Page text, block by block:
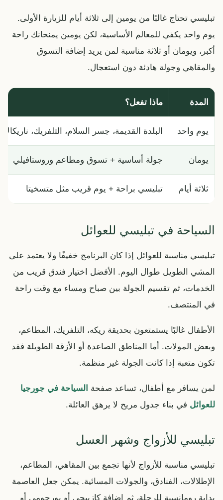
تبليسي تحتاج غالبًا من يومين إلى ثلاثة أيام للزيارة الأولى.
يوم واحد يكفي للمعالم الأساسية، لكن يومين يمنحانك راحة
أكبر، ويومان أو ثلاثة مناسبة لمن يريد إضافة التسوق
والمقاهي وجولة هادئة دون استعجال.
المدة ماذا تفعل؟
يوم واحد البلدة القديمة، جسر السلام، التلفريك، ناريكالا
يومان جولة أساسية + تسوق ومطاعم وروستافيلي
ثلاثة أيام تبليسي براحة + يوم قريب مثل متسخيتا
السياحة في تبليسي للعوائل
تبليسي مناسبة للعوائل إذا كان البرنامج خفيفًا ولا يعتمد على
المشي الطويل طوال اليوم. الأفضل اختيار فندق قريب من
الخدمات، ثم تقسيم الجولة بين صباح ومساء مع وقت راحة
في المنتصف.
الأطفال غالبًا يستمتعون بحديقة ريكه، التلفريك، المطاعم،
وبعض المولات. أما المناطق الصاعدة أو الأزقة الطويلة فقد
تكون متعبة إذا كانت الجولة غير منظمة.
لمن يسافر مع أطفال، تساعد صفحة السياحة في جورجيا
للعوائل في بناء جدول مريح لا يرهق العائلة.
تبليسي للأزواج وشهر العسل
تبليسي مناسبة للأزواج لأنها تجمع بين المقاهي، المطاعم،
الإطلالات، الفنادق، والجولات المسائية. يمكن جعل العاصمة
بداية رومانسية للرحلة، ثم إضافة كازبيجي أو بورجومي أو